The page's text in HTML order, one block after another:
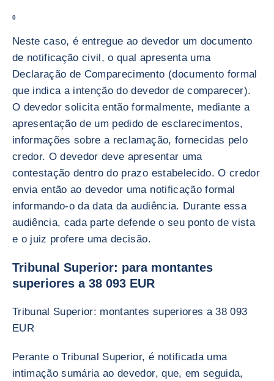
0
Neste caso, é entregue ao devedor um documento
de notificação civil, o qual apresenta uma
Declaração de Comparecimento (documento formal
que indica a intenção do devedor de comparecer).
O devedor solicita então formalmente, mediante a
apresentação de um pedido de esclarecimentos,
informações sobre a reclamação, fornecidas pelo
credor. O devedor deve apresentar uma
contestação dentro do prazo estabelecido. O credor
envia então ao devedor uma notificação formal
informando-o da data da audiência. Durante essa
audiência, cada parte defende o seu ponto de vista
e o juiz profere uma decisão.
Tribunal Superior: para montantes
superiores a 38 093 EUR
Tribunal Superior: montantes superiores a 38 093
EUR
Perante o Tribunal Superior, é notificada uma
intimação sumária ao devedor, que, em seguida,